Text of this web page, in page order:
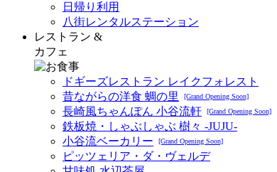
日帰り利用
八街レンタルステーション
レストラン &
カフェ
ドギーズレストラン レイクフォレスト
昔ながらの洋食 蜩の里
[Grand Opening Soon]
長崎風ちゃんぽん 小谷流軒 [Grand Opening Soon]
鉄板焼・しゃぶしゃぶ 樹々 -JUJU-
小谷流ベーカリー
[Grand Opening Soon]
ピッツェリア・ダ・ヴェルデ